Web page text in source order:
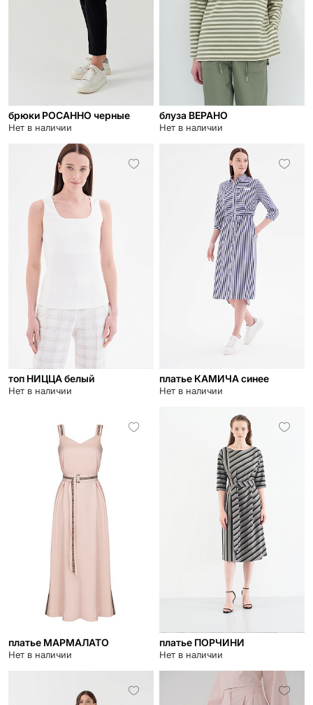
брюки РОСАННО черные
Нет в наличии
блуза ВЕРАНО
Нет в наличии
топ НИЦЦА белый
Нет в наличии
платье КАМИЧА синее
Нет в наличии
платье МАРМАЛАТО
Нет в наличии
платье ПОРЧИНИ
Нет в наличии